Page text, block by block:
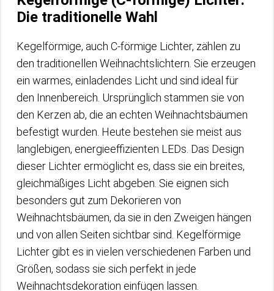
Die traditionelle Wahl
Kegelförmige, auch C-förmige Lichter, zählen zu
den traditionellen Weihnachtslichtern. Sie erzeugen
ein warmes, einladendes Licht und sind ideal für
den Innenbereich. Ursprünglich stammen sie von
den Kerzen ab, die an echten Weihnachtsbäumen
befestigt wurden. Heute bestehen sie meist aus
langlebigen, energieeffizienten LEDs. Das Design
dieser Lichter ermöglicht es, dass sie ein breites,
gleichmäßiges Licht abgeben. Sie eignen sich
besonders gut zum Dekorieren von
Weihnachtsbäumen, da sie in den Zweigen hängen
und von allen Seiten sichtbar sind. Kegelförmige
Lichter gibt es in vielen verschiedenen Farben und
Größen, sodass sie sich perfekt in jede
Weihnachtsdekoration einfügen lassen.